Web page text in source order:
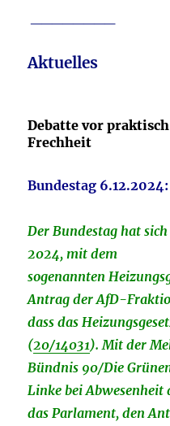
Aktuelles
Debatte vor
Frechheit
Bundestag 6.12.2024:
Der Bundestag hat
2024, mit dem
sogenannten
Antrag der AfD-
dass das
(20/14031). Mit der
Bündnis 90/Die
Linke bei Abwesenheit
das Parlament, den